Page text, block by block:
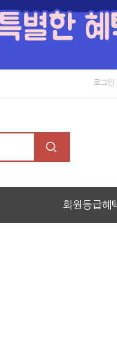
로그인
회원등급혜